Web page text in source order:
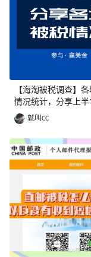
【海淘被税调查】
情况统计，分享上半
历赢美金！
就叫CC